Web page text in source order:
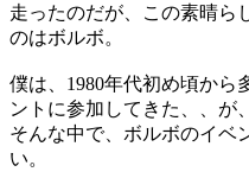
走ったのだが、この素晴ら
のはボルボ。
僕は、1980年代初め頃から
ントに参加してきた、、が、
そんな中で、ボルボのイベ
い。